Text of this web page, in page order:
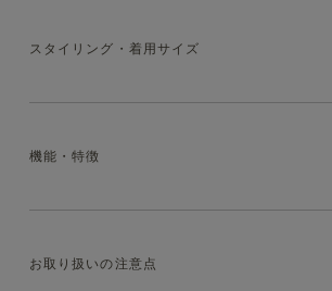
Tシャツ以上、ニット未満。上
スタイリング・着用サイズ
・いずれも同サイズ・別アイテムの着用
機能・特徴
をご参照ください）
お取り扱いの注意点